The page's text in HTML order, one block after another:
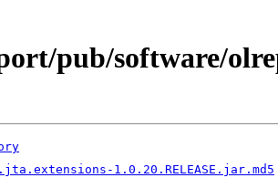
pub/software/
1.0.20.RELEASE.jar.md5